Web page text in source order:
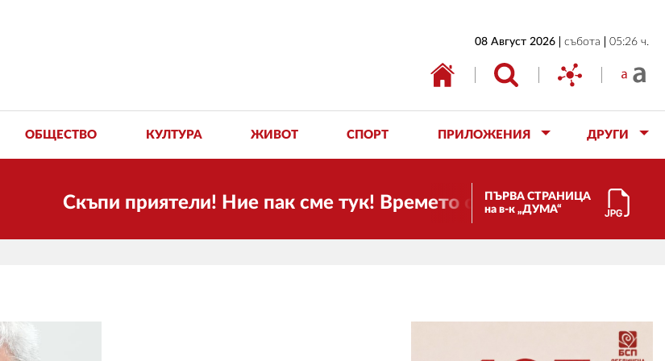
08 Август 2026 събота 05:26 ч.
ОБЩЕСТВО КУЛТУРА ЖИВОТ СПОРТ ПРИЛОЖЕНИЯ ДРУГИ
Скъпи приятели! Ние пак сме тук! Времето се променя и налага
ПЪРВА СТРАНИЦА
на в-к „ДУМА“
ИКОНОМИКА
ОБЩЕСТВО